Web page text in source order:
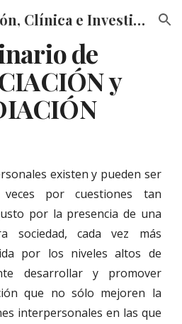
Skip to navigation
ECIS - Educación, Clínica e Investigación en Sexualidad
de
y
existen y pueden ser
veces por cuestiones tan
por la presencia de una
sociedad, cada vez más
por los niveles altos de
desarrollar y promover
que no sólo mejoren la
interpersonales en las que